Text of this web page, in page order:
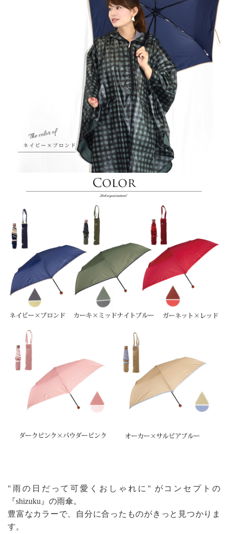
"雨の日だって可愛くおしゃれに" がコンセプトの
『shizuku』の雨傘。
豊富なカラーで、自分に合ったものがきっと見つかりま
す。